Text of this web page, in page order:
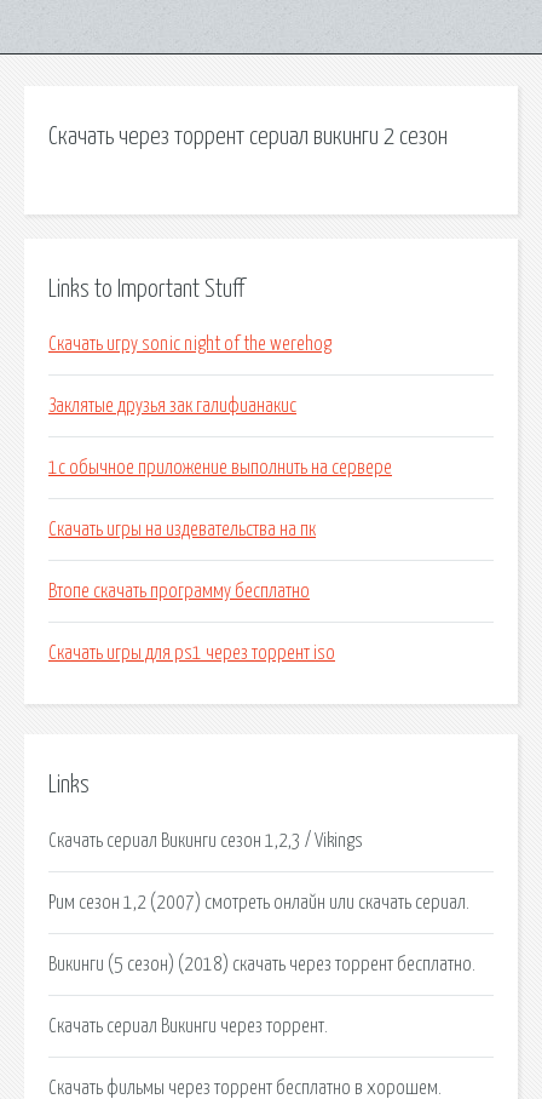
Скачать через торрент сериал викинги 2 сезон
Links to Important Stuff
Скачать игру sonic night of the werehog
Заклятые друзья зак галифианакис
1с обычное приложение выполнить на сервере
Скачать игры на издевательства на пк
Втопе скачать программу бесплатно
Скачать игры для ps1 через торрент iso
Links
Скачать сериал Викинги сезон 1,2,3 / Vikings
Рим сезон 1,2 (2007) смотреть онлайн или скачать сериал.
Викинги (5 сезон) (2018) скачать через торрент бесплатно.
Скачать сериал Викинги через торрент.
Скачать фильмы через торрент бесплатно в хорошем.